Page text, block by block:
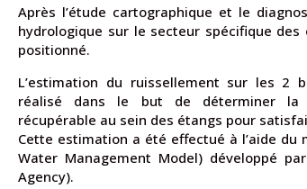
Après l’étude cartographique et le
hydrologique sur le secteur spécifique
positionné.
L’estimation du ruissellement sur les 2
réalisé dans le but de déterminer la
récupérable au sein des étangs pour
Cette estimation a été effectué à l’aide du
Water Management Model) développé par
Agency).